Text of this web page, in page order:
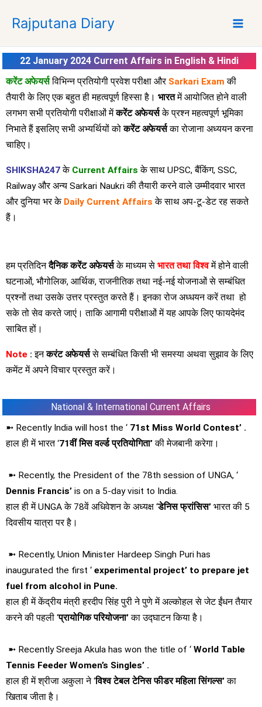
p
Rajputana Diary
22 January 2024 Current Affairs in English & Hindi
करेंट अफेयर्सविभिन्न प्रतियोगी प्रवेश परीक्षा और Sarkari Exam की
तैयारी के लिए एक बहुत ही महत्वपूर्ण हिस्सा है। भारतमें आयोजित होने वाली
लगभग सभी प्रतियोगी परीक्षाओं मेंकरेंट अफेयर्सके प्रश्न महत्वपूर्ण भूमिका
निभाते हैं इसलिए सभी अभ्यर्थियों कोकरेंट अफेयर्सका रोजाना अध्ययन करना
चाहिए।
SHIKSHA247केCurrent Affairsके साथ UPSC, बैंकिंग, SSC,
Railway और अन्य Sarkari Naukri की तैयारी करने वाले उम्मीदवार भारत
और दुनिया भर के Daily Current Affairs के साथ अप-टू-डेट रह सकते
हैं।
हम प्रतिदिनदैनिक करेंट अफेयर्सके माध्यम से भारत तथा विश्वमें होने वाली
घटनाओं, भौगोलिक, आर्थिक, राजनीतिक तथा नई-नई योजनाओं से सम्बंधित
प्रश्नों तथा उसके उत्तर प्रस्तुत करते हैं। इनका रोज अध्धयन करें तथा हो
सके तो सेव करते जाएं। ताकि आगामी परीक्षाओं में यह आपके लिए फायदेमंद
साबित हों।
Note : इनकरंट अफेयर्ससे सम्बंधित किसी भी समस्या अथवा सुझाव के लिए
कमेंट में अपने विचार प्रस्तुत करें।
National & International Current Affairs
➼ Recently India will host the ‘ 71st Miss World Contest’ .
हाल ही में भारत ‘71वीं मिस वर्ल्ड प्रतियोगिता’की मेजबानी करेगा।
➼ Recently, the President of the 78th session of UNGA, ‘
Dennis Francis’ is on a 5-day visit to India.
हाल ही में UNGA के 78वें अधिवेशन के अध्यक्ष ‘डेनिस फ्रांसिस’ भारत की 5
दिवसीय यात्रा पर है।
➼ Recently, Union Minister Hardeep Singh Puri has
inaugurated the first ‘ experimental project’ to prepare jet
fuel from alcohol in Pune.
हाल ही में केंद्रीय मंत्री हरदीप सिंह पुरी ने पुणे में अल्‍कोहल से जेट ईंधन तैयार
करने की पहली ‘प्रायोगिक परियोजना’का उद्घाटन किया है।
➼ Recently Sreeja Akula has won the title of ‘ World Table
Tennis Feeder Women’s Singles’ .
हाल ही में श्रीजा अकुला ने ‘विश्व टेबल टेनिस फीडर महिला सिंगल्‍स’का
खिताब जीता है।